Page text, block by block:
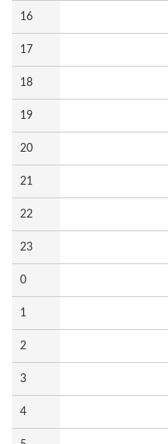
16
17
18
19
20
21
22
23
0
1
2
3
4